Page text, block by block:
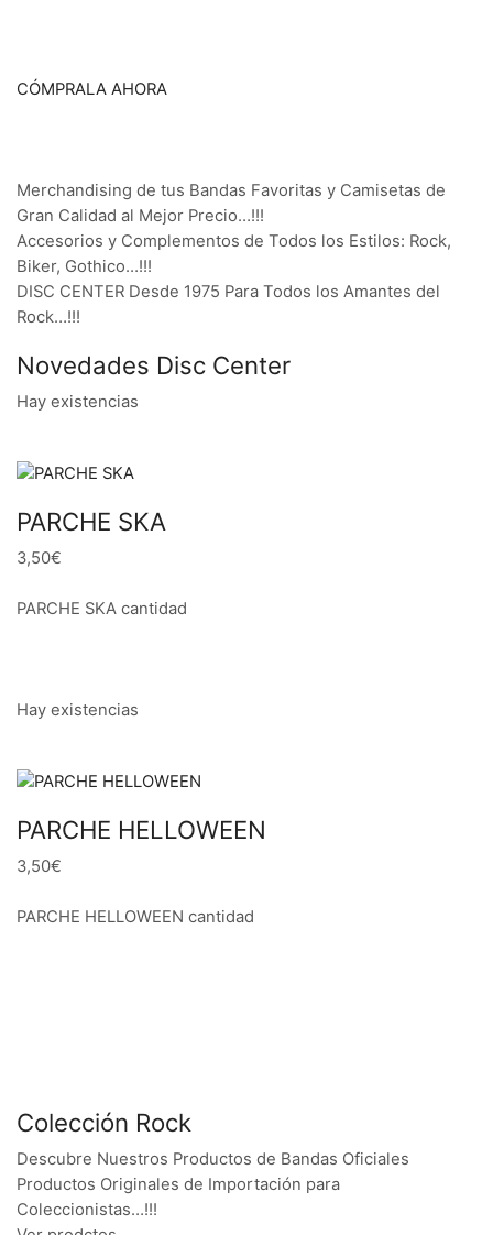
CÓMPRALA AHORA
Merchandising de tus Bandas Favoritas y Camisetas de
Gran Calidad al Mejor Precio…!!!
Accesorios y Complementos de Todos los Estilos: Rock,
Biker, Gothico…!!!
DISC CENTER Desde 1975 Para Todos los Amantes del
Rock…!!!
Novedades Disc Center
Hay existencias
PARCHE SKA
3,50€
PARCHE SKA cantidad
Hay existencias
PARCHE HELLOWEEN
3,50€
PARCHE HELLOWEEN cantidad
Colección Rock
Descubre Nuestros Productos de Bandas Oficiales
Productos Originales de Importación para
Coleccionistas…!!!